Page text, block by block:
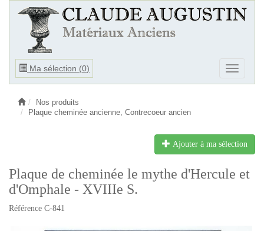
Ma sélection (0)
Ouvrir
Ouvrir
le
Nos produits
Plaque cheminée ancienne, Contrecoeur ancien
Ajouter à ma sélection
Plaque de cheminée le mythe d'Hercule et
d'Omphale - XVIIIe S.
Référence C-841